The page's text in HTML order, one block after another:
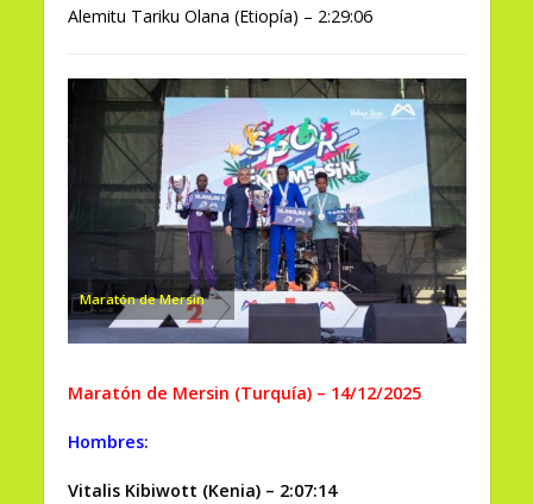
Alemitu Tariku Olana (Etiopía) – 2:29:06
Maratón de Mersin
Maratón de Mersin (Turquía) – 14/12/2025
Hombres:
Vitalis Kibiwott (Kenia) – 2:07:14